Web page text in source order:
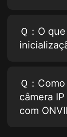
Ｑ：O
Ｑ：
câmera
com